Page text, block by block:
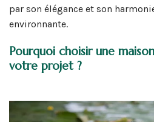
par son élégance et son
environnante.
Pourquoi choisir une
votre projet ?